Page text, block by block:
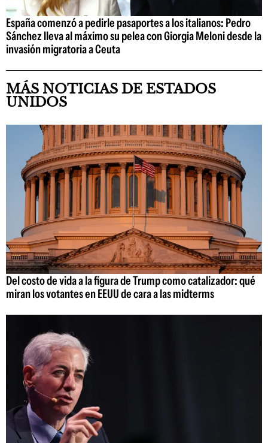
España comenzó a pedirle pasaportes a los italianos: Pedro
Sánchez lleva al máximo su pelea con Giorgia Meloni desde la
invasión migratoria a Ceuta
MÁS NOTICIAS DE ESTADOS
UNIDOS
Del costo de vida a la figura de Trump como catalizador: qué
miran los votantes en EEUU de cara a las midterms